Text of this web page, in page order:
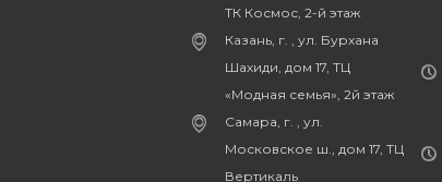
ТК Космос, 2-й этаж
Казань, г. , ул. Бурхана
Шахиди, дом 17, ТЦ
«Модная семья», 2й этаж
Самара, г. , ул.
Московское ш., дом 17, ТЦ
Вертикаль